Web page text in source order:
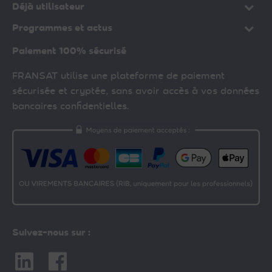
Déjà utilisateur
Programmes et actus
Paiement 100% sécurisé
FRANSAT utilise une plateforme de paiement
sécurisée et cryptée, sans avoir accès à vos données
bancaires confidentielles.
Suivez-nous sur :
LinkedinFacebook